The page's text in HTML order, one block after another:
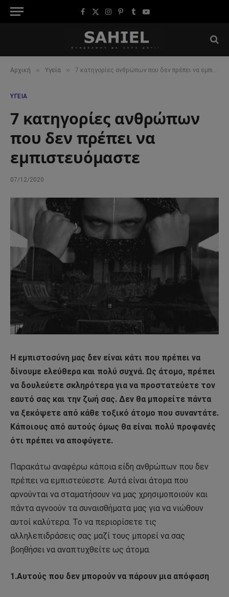
Facebook
X
Instagram
Pinterest
TumblrYouTube
Αρχική » Υγεία » 7 κατηγορίες ανθρώπων που δεν πρέπει να εμπιστευόμαστε
ΥΓΕΊΑ
7 κατηγορίες ανθρώπων
που δεν πρέπει να
εμπιστευόμαστε
07/12/2020
Η εμπιστοσύνη μας δεν είναι κάτι που πρέπει να
δίνουμε ελεύθερα και πολύ συχνά. Ως άτομο, πρέπει
να δουλεύετε σκληρότερα για να προστατεύετε τον
εαυτό σας και την ζωή σας. Δεν θα μπορείτε πάντα
να ξεκόψετε από κάθε τοξικό άτομο που συναντάτε.
Κάποιους από αυτούς όμως θα είναι πολύ προφανές
ότι πρέπει να αποφύγετε.
Παρακάτω αναφέρω κάποια είδη ανθρώπων που δεν
πρέπει να εμπιστεύεστε. Αυτά είναι άτομα που
αρνούνται να σταματήσουν να μας χρησιμοποιούν και
πάντα αγνοούν τα συναισθήματα μας για να νιώθουν
αυτοί καλύτερα. Το να περιορίσετε τις
αλληλεπιδράσεις σας μαζί τους μπορεί να σας
βοηθήσει να αναπτυχθείτε ως άτομα.
1.Αυτούς που δεν μπορούν να πάρουν μια απόφαση